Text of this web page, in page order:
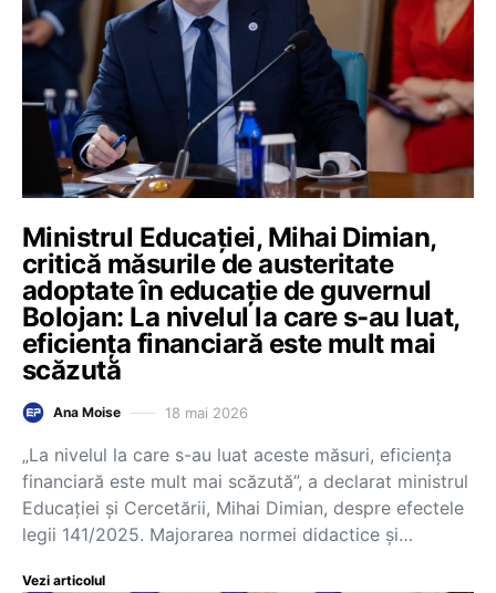
Ministrul Educației, Mihai Dimian,
critică măsurile de austeritate
adoptate în educație de guvernul
Bolojan: La nivelul la care s-au luat,
eficiența financiară este mult mai
scăzută
Ana Moise 18 mai 2026
„La nivelul la care s-au luat aceste măsuri, eficiența
financiară este mult mai scăzută”, a declarat ministrul
Educației și Cercetării, Mihai Dimian, despre efectele
legii 141/2025. Majorarea normei didactice și…
Vezi articolul